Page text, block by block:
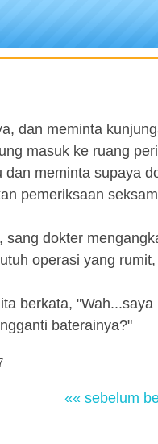
dan meminta
masuk ke ruang
meminta supaya
pemeriksaan
dokter
operasi yang
berkata,
baterainya?"
«« sebelum